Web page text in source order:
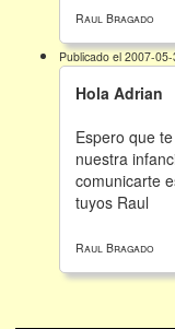
Raul Bragado
Publicado el 2007-
Hola Adrian
Espero que
nuestra
comunicarte
tuyos Raul
Raul Bragado